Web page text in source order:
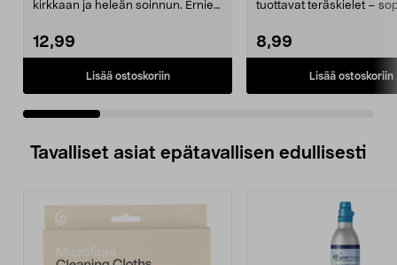
kirkkaan ja heleän soinnun. Ernie
12,99
Lisää ostoskoriin
tuottavat teräskielet –
8,99
Lisää ostoskoriin
Tavalliset asiat epätavallisen edullisesti